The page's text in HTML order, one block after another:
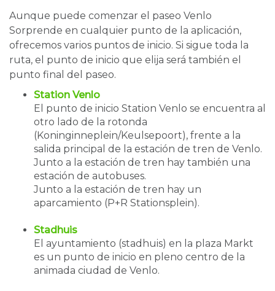
Aunque puede comenzar el paseo Venlo
Sorprende en cualquier punto de la aplicación,
ofrecemos varios puntos de inicio. Si sigue toda la
ruta, el punto de inicio que elija será también el
punto final del paseo.
Station Venlo
El punto de inicio Station Venlo se encuentra al
otro lado de la rotonda
(Koninginneplein/Keulsepoort), frente a la
salida principal de la estación de tren de Venlo.
Junto a la estación de tren hay también una
estación de autobuses.
Junto a la estación de tren hay un
aparcamiento (P+R Stationsplein).
Stadhuis
El ayuntamiento (stadhuis) en la plaza Markt
es un punto de inicio en pleno centro de la
animada ciudad de Venlo.